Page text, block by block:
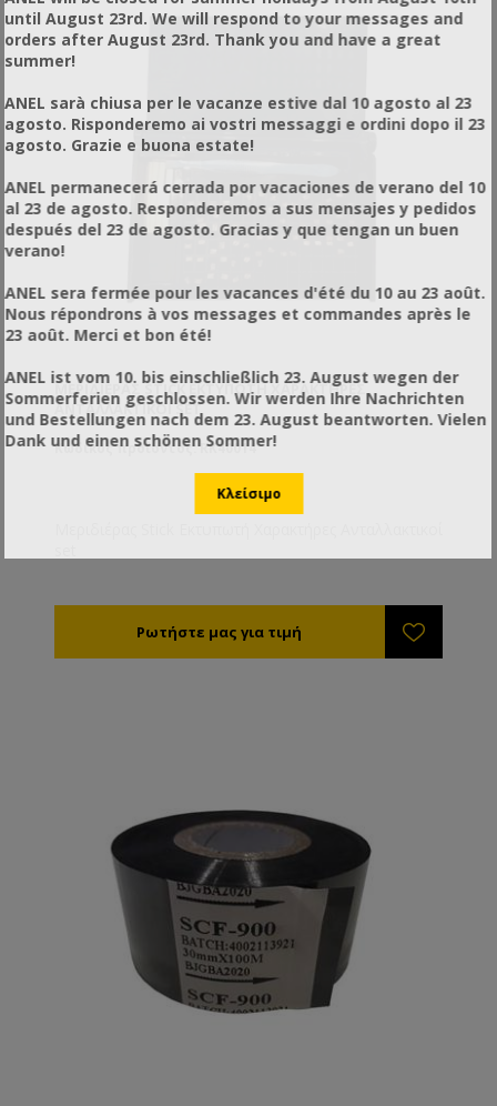
ΜΕΡΙΔΙΈΡΑΣ STICK ΕΚΤΥΠΩΤΉ ΧΑΡΑΚΤΉΡΕΣ
ΑΝΤΑΛΛΑΚΤΙΚΟΊ SET
Κωδικός προϊόντος: RK40014
until August 23rd. We will respond to your messages and
orders after August 23rd. Thank you and have a great
summer!
ANEL sarà chiusa per le vacanze estive dal 10 agosto al 23
agosto. Risponderemo ai vostri messaggi e ordini dopo il 23
agosto. Grazie e buona estate!
ANEL permanecerá cerrada por vacaciones de verano del 10
al 23 de agosto. Responderemos a sus mensajes y pedidos
después del 23 de agosto. Gracias y que tengan un buen
verano!
ANEL sera fermée pour les vacances d'été du 10 au 23 août.
Nous répondrons à vos messages et commandes après le
23 août. Merci et bon été!
ANEL ist vom 10. bis einschließlich 23. August wegen der
Sommerferien geschlossen. Wir werden Ihre Nachrichten
und Bestellungen nach dem 23. August beantworten. Vielen
Dank und einen schönen Sommer!